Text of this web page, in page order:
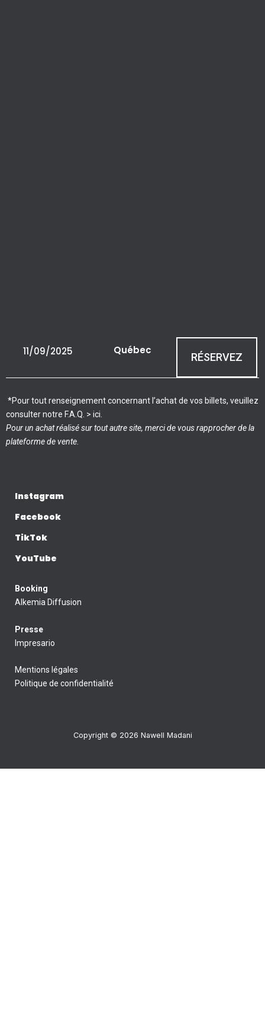
11/09/2025 Québec
RÉSERVEZ
*Pour tout renseignement concernant l’achat de vos billets, veuillez
consulter notre F.A.Q. > ici.
Pour un achat réalisé sur tout autre site, merci de vous rapprocher de la
plateforme de vente.
Instagram
Facebook
TikTok
YouTube
Booking
Alkemia Diffusion
Presse
Impresario
Mentions légales
Politique de confidentialité
Copyright © 2026 Nawell Madani